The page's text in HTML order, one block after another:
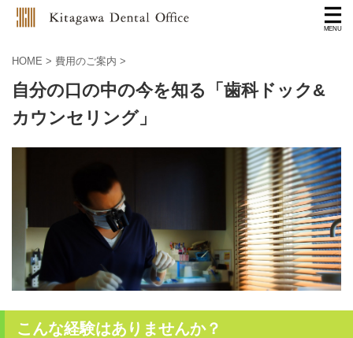
HOME > 費用のご案内 >
自分の口の中の今を知る「歯科ドック&
カウンセリング」
こんな経験はありませんか？